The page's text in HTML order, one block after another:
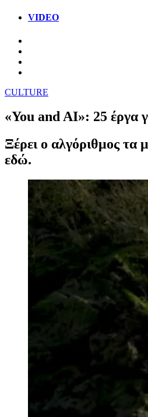
VIDEO
CULTURE
«You and AI»: 25 έργα
Ξέρει ο αλγόριθμος τα
εδώ.